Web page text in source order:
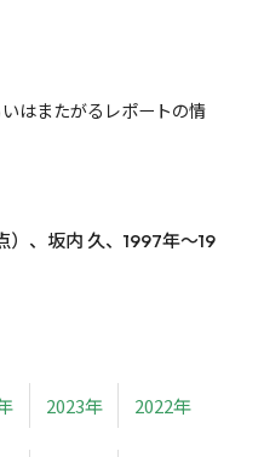
はまたがるレポートの情
、坂内 久、1997年～19
2023年 2022年